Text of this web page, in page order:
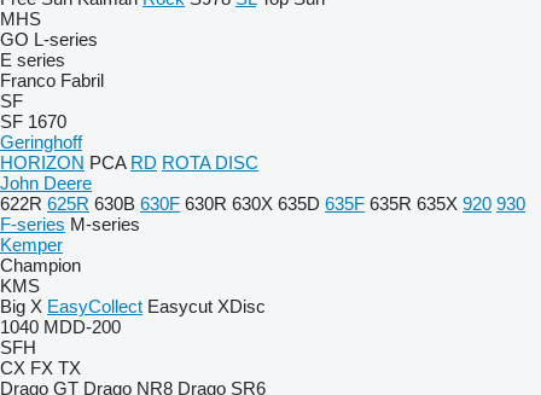
MHS
GO L-series
E series
Franco Fabril
SF
SF 1670
Geringhoff
HORIZON PCA RD ROTA DISC
John Deere
622R 625R 630B 630F 630R 630X 635D 635F 635R 635X 920 930
F-series M-series
Kemper
Champion
KMS
Big X EasyCollect Easycut XDisc
1040 MDD-200
SFH
CX FX TX
Drago GT Drago NR8 Drago SR6